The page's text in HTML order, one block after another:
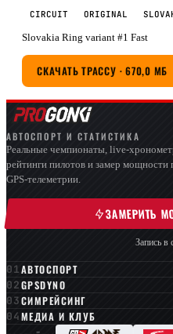
CIRCUIT ORIGINAL
Slovakia Ring variant #1 Fast
СКАЧАТЬ ТРАССУ · 670,0 МБ
АВТОСПОРТ И СТАТИСТИКА
Реальные чемпионаты, live-
рейтинги пилотов и замер мощности
GPS-телеметрии.
ЗАМЕРИТЬ
Запись в
АВТОСПОРТ
GPSDYNO
СИМРЕЙСИНГ
МЕДИА И КЛУБ